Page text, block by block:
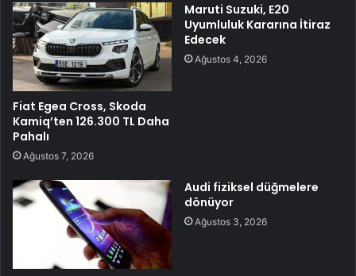
Fiat Egea Cross, Skoda
Kamiq’ten 126.300 TL Daha
Pahalı
Ağustos 7, 2026
Maruti Suzuki, E20
Uyumluluk Kararına İtiraz
Edecek
Ağustos 4, 2026
Audi fiziksel düğmelere
dönüyor
Ağustos 3, 2026